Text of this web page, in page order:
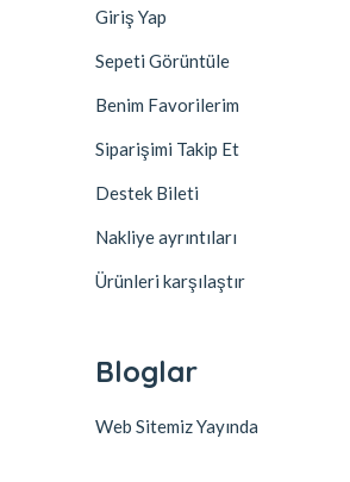
Giriş Yap
Sepeti Görüntüle
Benim Favorilerim
Siparişimi Takip Et
Destek Bileti
Nakliye ayrıntıları
Ürünleri karşılaştır
Bloglar
Web Sitemiz Yayında